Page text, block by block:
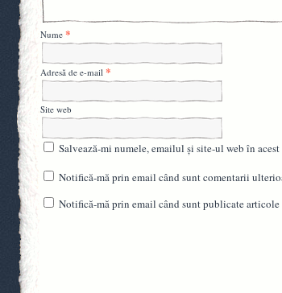
Nume *
Adresă de e-mail *
Site web
Salvează-mi numele, emailul și site-ul web în
Notifică-mă prin email când sunt comentarii
Notifică-mă prin email când sunt publicate